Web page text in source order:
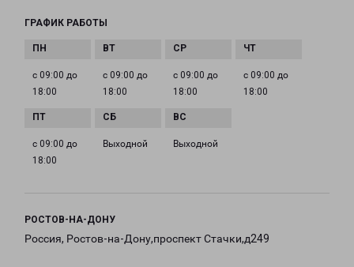
ГРАФИК РАБОТЫ
с 09:00 до
18:00
с 09:00 до
18:00
с 09:00 до
18:00
с 09:00 до
18:00
с 09:00 до
18:00
Выходной Выходной
РОСТОВ-НА-ДОНУ
Россия, Ростов-на-Дону,проспект Стачки,д249